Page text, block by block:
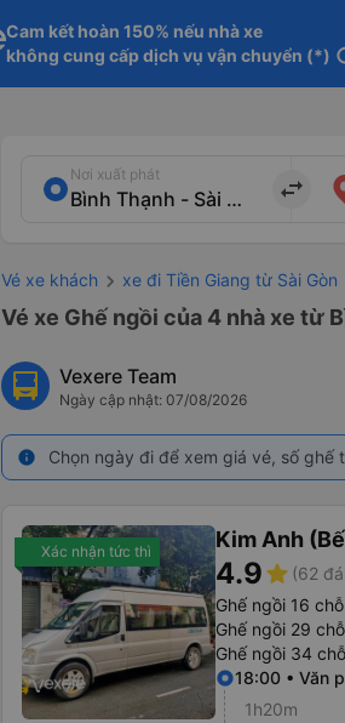
Cam kết hoàn 150% nếu nhà xe
không cung cấp dịch vụ vận chuyển (*)
Nơi xuất phát
import_export
Vé xe khách xe đi Tiền Giang từ Sài Gòn
Vé xe Ghế ngồi của 4 nhà xe từ
Vexere Team
Ngày cập nhật: 07/08/2026
info Chọn ngày đi để xem giá vé, số
Xác nhận tức thì Kim Anh
4.9star (62
Ghế ngồi 16 chỗ
Ghế ngồi 29 chỗ
Ghế ngồi 34
18:00 • Văn
1h20m